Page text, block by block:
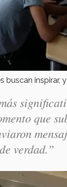
que
verdad.”